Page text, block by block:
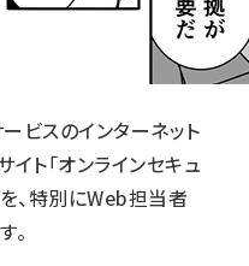
ビスのインターネット
ト「オンラインセキュ
、特別にWeb担当者
。